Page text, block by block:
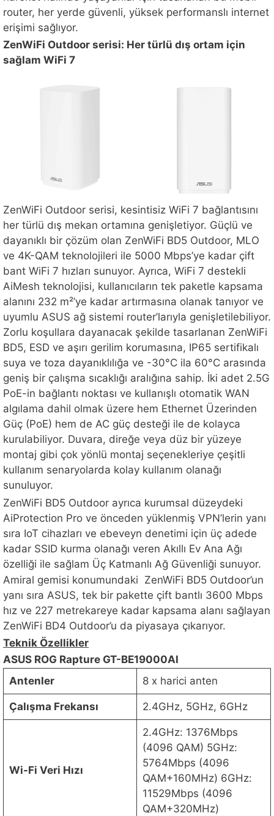
router, her yerde güvenli, yüksek performanslı internet
erişimi sağlıyor.
ZenWiFi Outdoor serisi: Her türlü dış ortam için
sağlam WiFi 7
ZenWiFi Outdoor serisi, kesintisiz WiFi 7 bağlantısını
her türlü dış mekan ortamına genişletiyor. Güçlü ve
dayanıklı bir çözüm olan ZenWiFi BD5 Outdoor, MLO
ve 4K-QAM teknolojileri ile 5000 Mbps’ye kadar çift
bant WiFi 7 hızları sunuyor. Ayrıca, WiFi 7 destekli
AiMesh teknolojisi, kullanıcıların tek paketle kapsama
alanını 232 m²’ye kadar artırmasına olanak tanıyor ve
uyumlu ASUS ağ sistemi router’larıyla genişletilebiliyor.
Zorlu koşullara dayanacak şekilde tasarlanan ZenWiFi
BD5, ESD ve aşırı gerilim korumasına, IP65 sertifikalı
suya ve toza dayanıklılığa ve -30°C ila 60°C arasında
geniş bir çalışma sıcaklığı aralığına sahip. İki adet 2.5G
PoE-in bağlantı noktası ve kullanışlı otomatik WAN
algılama dahil olmak üzere hem Ethernet Üzerinden
Güç (PoE) hem de AC güç desteği ile de kolayca
kurulabiliyor. Duvara, direğe veya düz bir yüzeye
montaj gibi çok yönlü montaj seçenekleriye çeşitli
kullanım senaryolarda kolay kullanım olanağı
sunuluyor.
ZenWiFi BD5 Outdoor ayrıca kurumsal düzeydeki
AiProtection Pro ve önceden yüklenmiş VPN’lerin yanı
sıra IoT cihazları ve ebeveyn denetimi için üç adede
kadar SSID kurma olanağı veren Akıllı Ev Ana Ağı
özelliği ile sağlam Üç Katmanlı Ağ Güvenliği sunuyor.
Amiral gemisi konumundaki ZenWiFi BD5 Outdoor’un
yanı sıra ASUS, tek bir pakette çift bantlı 3600 Mbps
hız ve 227 metrekareye kadar kapsama alanı sağlayan
ZenWiFi BD4 Outdoor’u da piyasaya çıkarıyor.
Teknik Özellikler
ASUS ROG Rapture GT-BE19000AI
Antenler
8 x harici anten
Çalışma Frekansı 2.4GHz, 5GHz, 6GHz
Wi-Fi Veri Hızı
2.4GHz: 1376Mbps
(4096 QAM) 5GHz:
5764Mbps (4096
QAM+160MHz) 6GHz:
11529Mbps (4096
QAM+320MHz)